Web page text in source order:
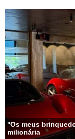
''Os meus
milionária